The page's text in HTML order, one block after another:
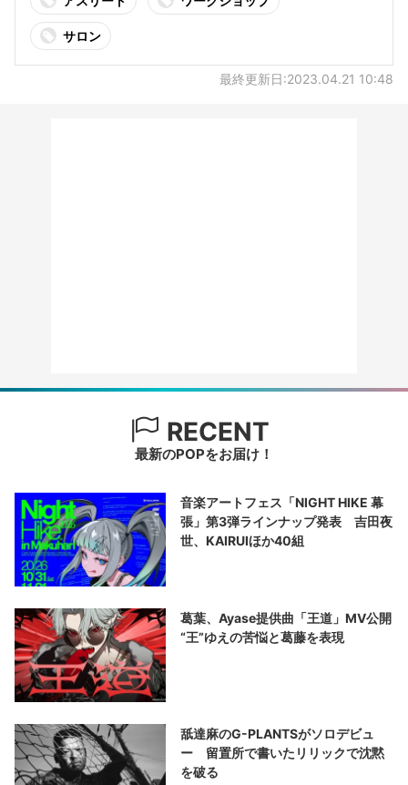
サロン
最終更新日:2023.04.21 10:48
RECENT
最新のPOPをお届け！
音楽アートフェス「NIGHT HIKE 幕
張」第3弾ラインナップ発表 吉田夜
世、KAIRUIほか40組
葛葉、Ayase提供曲「王道」MV公開
“王”ゆえの苦悩と葛藤を表現
舐達麻のG-PLANTSがソロデビュ
ー 留置所で書いたリリックで沈黙
を破る